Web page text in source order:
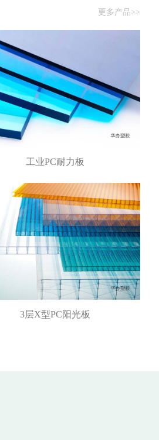
更多产品>>
工业PC耐力板
3层X型PC阳光板